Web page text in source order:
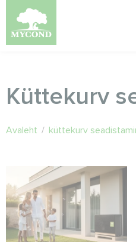
Küttekurv
Avaleht / küttekurv